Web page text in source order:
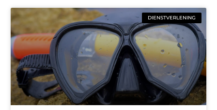
DIENSTVERLENING